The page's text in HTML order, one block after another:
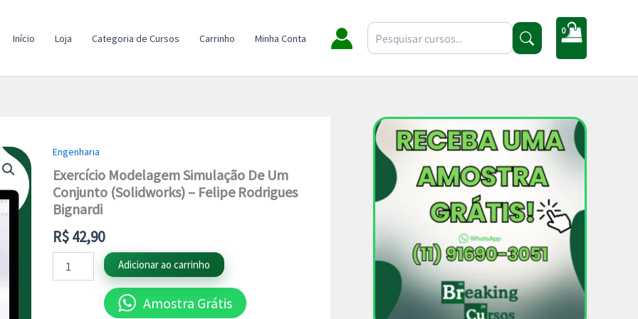
Início Loja Categoria de Cursos Carrinho Minha Conta
Engenharia
Exercício Modelagem Simulação De Um
Conjunto (Solidworks) – Felipe Rodrigues
Bignardi
R$42,90
Exercício
Modelagem
Simulação
De
Um
(Solidworks)
-
Felipe
Rodrigues
Adicionar ao carrinho
Amostra Grátis